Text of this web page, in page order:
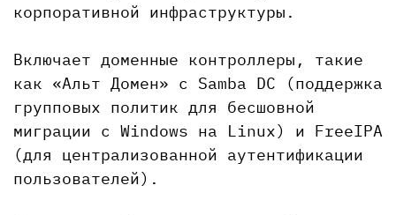
корпоративной инфраструктуры.
Включает доменные контроллеры, такие
как «Альт Домен» с Samba DC (поддержка
групповых политик для бесшовной
миграции с Windows на Linux) и FreeIPA
(для централизованной аутентификации
пользователей).